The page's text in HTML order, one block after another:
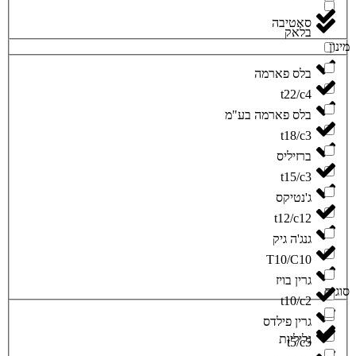
‮בלאק‬
‮בלס פארמה‬
‮בלס פארמה בע"מ‬
‮ברזיליס‬
‮ג'נטיקס‬
‮גנג'ה גיק‬
‮גרין בויז‬
‮גרין פילדס‬
סאטיבה
t22/c4
t18/c3
t15/c3
t12/c12
T10/C10
t10/c2
t5/c5
‮גליליות‬